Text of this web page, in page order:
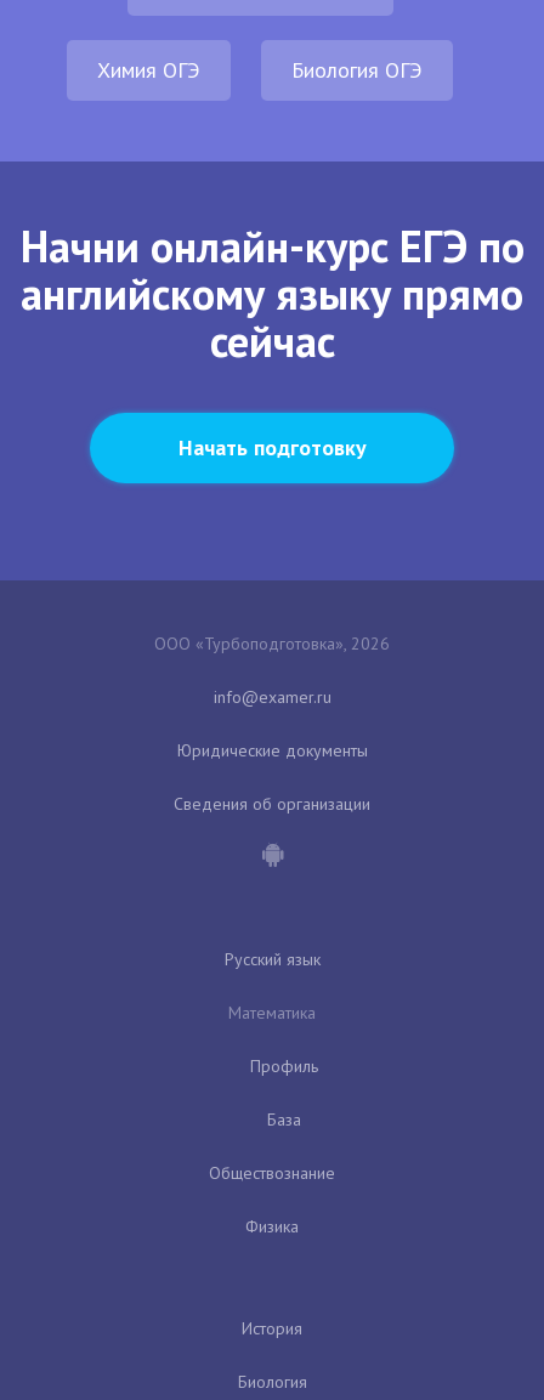
Химия ОГЭ Биология ОГЭ
Начни онлайн-курс ЕГЭ по
английскому языку прямо
сейчас
Начать подготовку
ООО «Турбоподготовка», 2026
Юридические документы
Сведения об организации
Русский язык
Математика
Профиль
База
Обществознание
Физика
История
Биология